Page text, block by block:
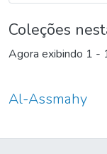
Coleções
Agora exibindo 1 -
Al-Assmahy